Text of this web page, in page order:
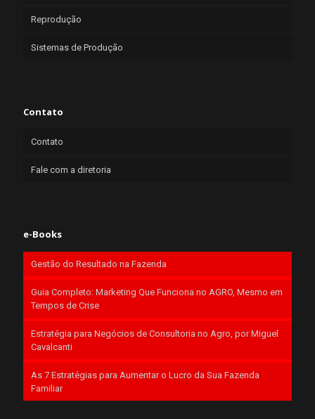
Reprodução
Sistemas de Produção
Contato
Contato
Fale com a diretoria
e-Books
Gestão do Resultado na Fazenda
Guia Completo: Marketing Que Funciona no AGRO, Mesmo em
Tempos de Crise
Estratégia para Negócios de Consultoria no Agro, por Miguel
Cavalcanti
As 7 Estratégias para Aumentar o Lucro da Sua Fazenda
Familiar